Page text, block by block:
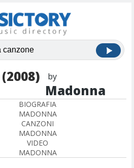
(2008) by
Madonna
BIOGRAFIA
MADONNA
CANZONI
MADONNA
VIDEO
MADONNA